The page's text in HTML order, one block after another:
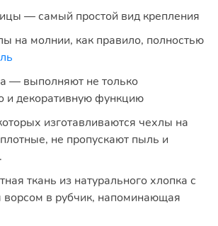
— самый простой вид крепления
на молнии, как правило, полностью
— выполняют не только
и декоративную функцию
изготавливаются чехлы на
не пропускают пыль и
ткань из натурального хлопка с
ворсом в рубчик, напоминающая